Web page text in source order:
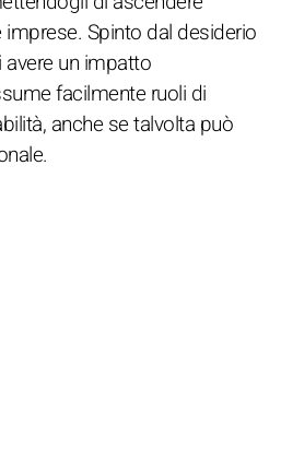
Spinto dal desiderio
un impatto
facilmente ruoli di
anche se talvolta può